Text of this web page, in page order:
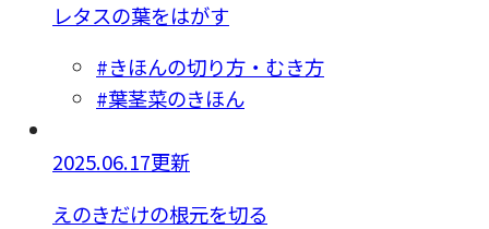
レタスの葉をはがす
#きほんの切り方・むき方
#葉茎菜のきほん
2025.06.17更新
えのきだけの根元を切る